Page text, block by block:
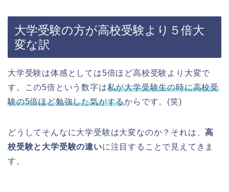
大学受験の方が高校受験より５倍大
変な訳
大学受験は体感としては5倍ほど高校受験より大変で
す。この5倍という数字は私が大学受験生の時に高校受
験の5倍ほど勉強した気がするからです。(笑)
どうしてそんなに大学受験は大変なのか？それは、高
校受験と大学受験の違いに注目することで見えてきま
す。